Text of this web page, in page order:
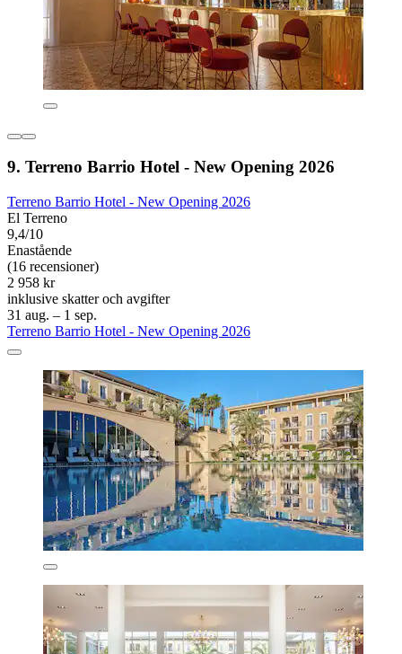
9. Terreno Barrio Hotel - New Opening 2026
Terreno Barrio Hotel - New Opening 2026
El Terreno
9,4/10
Enastående
(16 recensioner)
2 958 kr
inklusive skatter och avgifter
31 aug. – 1 sep.
Terreno Barrio Hotel - New Opening 2026